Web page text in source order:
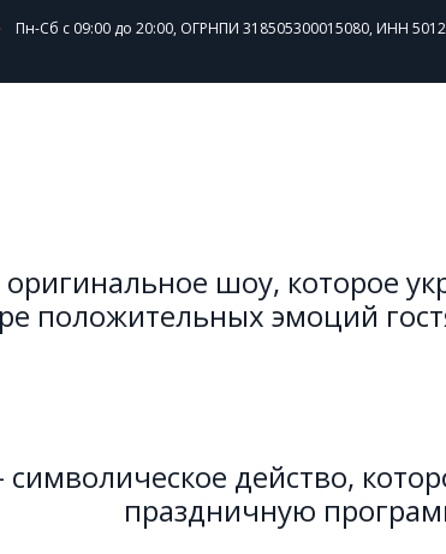
Пн-Сб с 09:00 до 20:00, ОГРНПИ 318505300015080, ИНН
оригинальное шоу, которое
положительных эмоций
действо,
праздничную